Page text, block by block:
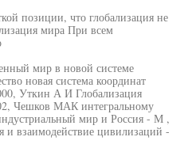
позиции, что глобализация не
мира При всем
мир в новой системе
новая система координат
Уткин А И Глобализация
Чешков МАК интегральному
мир и Россия - М ,
взаимодействие цивилизаций -